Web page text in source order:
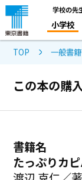
学校の先
小学校
TOP 一般書籍
この本の購
書籍名
たっぷりカ